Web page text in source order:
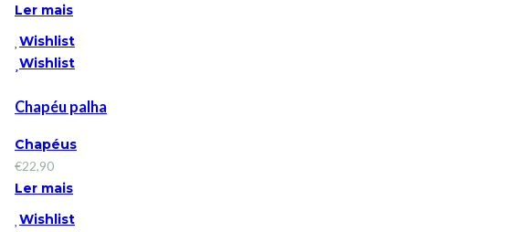
Ler mais
Wishlist
Wishlist
Chapéu palha
Chapéus
€22,90
Ler mais
Wishlist